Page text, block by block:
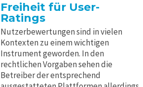
Freiheit für User-
Ratings
Nutzerbewertungen sind in vielen
Kontexten zu einem wichtigen
Instrument geworden. In den
rechtlichen Vorgaben sehen die
Betreiber der entsprechend